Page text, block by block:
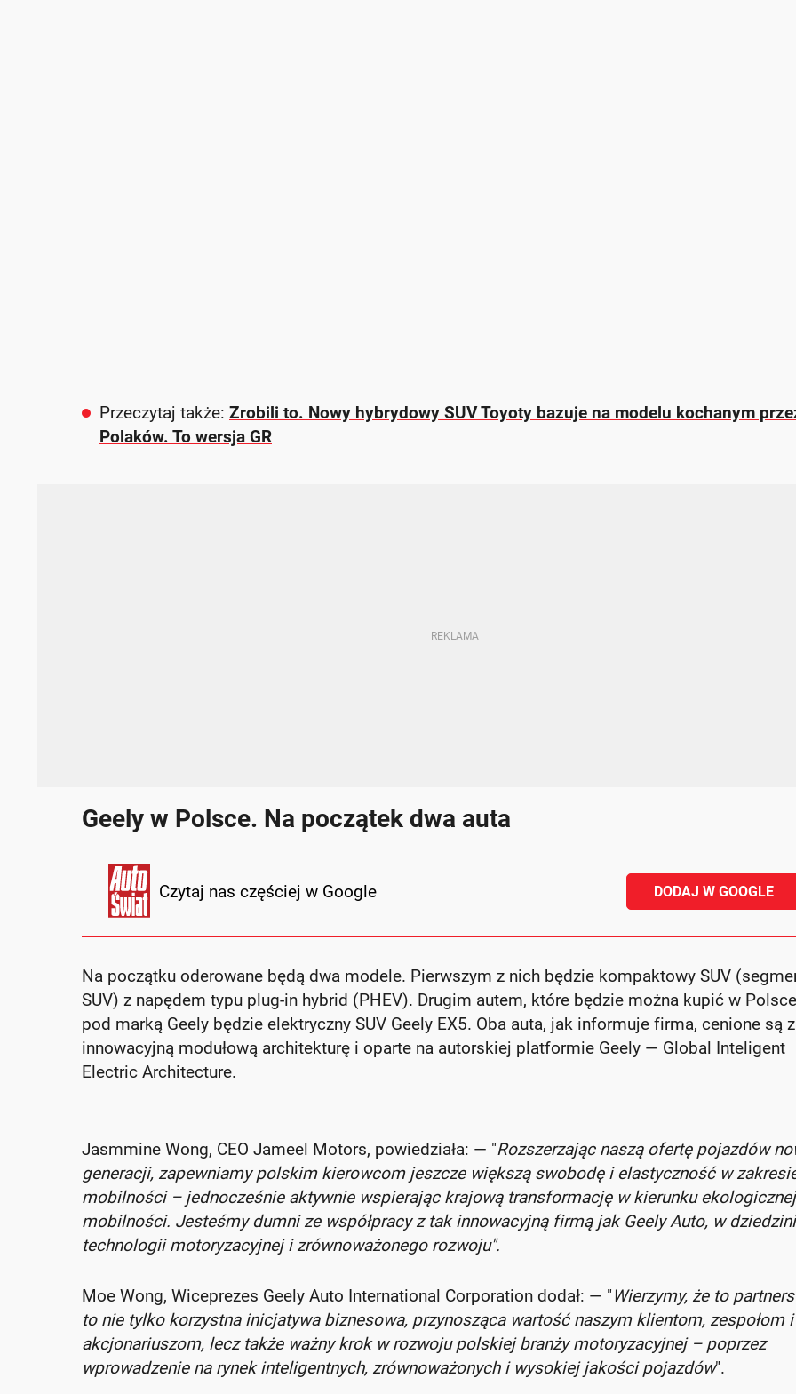
Przeczytaj także: Zrobili to. Nowy hybrydowy SUV Toyoty bazuje na modelu kochanym
Polaków. To wersja GR
Geely w Polsce. Na początek dwa auta
Czytaj nas częściej w Google DODAJ W GOOGLE
Na początku oderowane będą dwa modele. Pierwszym z nich będzie kompaktowy SUV
SUV) z napędem typu plug-in hybrid (PHEV). Drugim autem, które będzie można kupić w Polsce
pod marką Geely będzie elektryczny SUV Geely EX5. Oba auta, jak informuje firma, cenione są
innowacyjną modułową architekturę i oparte na autorskiej platformie Geely — Global Inteligent
Electric Architecture.
Jasmmine Wong, CEO Jameel Motors, powiedziała: — "Rozszerzając naszą ofertę pojazdów
generacji, zapewniamy polskim kierowcom jeszcze większą swobodę i elastyczność w
mobilności – jednocześnie aktywnie wspierając krajową transformację w kierunku ekologicznej
mobilności. Jesteśmy dumni ze współpracy z tak innowacyjną firmą jak Geely Auto, w
technologii motoryzacyjnej i zrównoważonego rozwoju".
Moe Wong, Wiceprezes Geely Auto International Corporation dodał: — "Wierzymy, że to
to nie tylko korzystna inicjatywa biznesowa, przynosząca wartość naszym klientom, zespołom i
akcjonariuszom, lecz także ważny krok w rozwoju polskiej branży motoryzacyjnej – poprzez
wprowadzenie na rynek inteligentnych, zrównoważonych i wysokiej jakości pojazdów".